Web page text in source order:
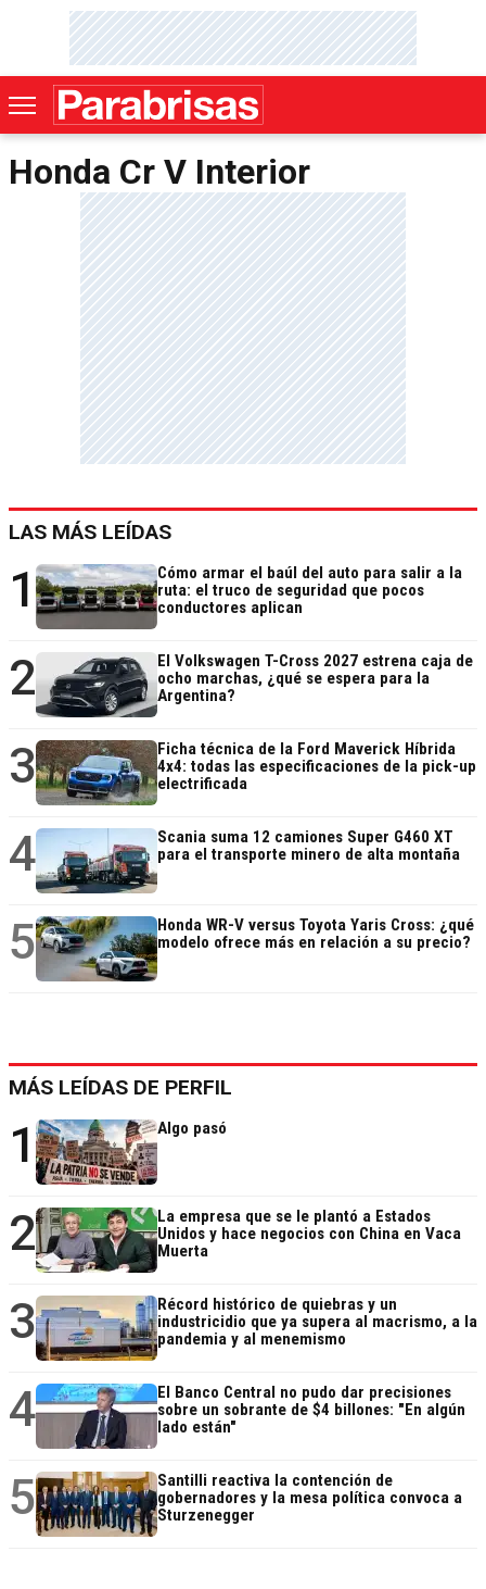
Honda Cr V Interior
LAS MÁS LEÍDAS
1
Cómo armar el baúl del auto para salir a la
ruta: el truco de seguridad que pocos
conductores aplican
2
El Volkswagen T-Cross 2027 estrena caja de
ocho marchas, ¿qué se espera para la
Argentina?
3
Ficha técnica de la Ford Maverick Híbrida
4x4: todas las especificaciones de la pick-up
electrificada
4
Scania suma 12 camiones Super G460 XT
para el transporte minero de alta montaña
5
Honda WR-V versus Toyota Yaris Cross: ¿qué
modelo ofrece más en relación a su precio?
MÁS LEÍDAS DE PERFIL
1 Algo pasó
2
La empresa que se le plantó a Estados
Unidos y hace negocios con China en Vaca
Muerta
3
Récord histórico de quiebras y un
industricidio que ya supera al macrismo, a la
pandemia y al menemismo
4
El Banco Central no pudo dar precisiones
sobre un sobrante de $4 billones: "En algún
lado están"
5
Santilli reactiva la contención de
gobernadores y la mesa política convoca a
Sturzenegger